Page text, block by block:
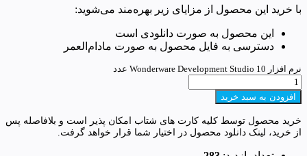
با خرید این محصول از مزایای زیر بهره‌مند می‌شوید:
این محصول به صورت دانلودی است
دسترسی به فایل محصول به صورت مادام‌العمر
نرم افزار Wonderware Development Studio 10 عدد
افزودن به سبد خرید
خرید محصول توسط کلیه کارت های شتاب امکان پذیر است و بلافاصله پس
از خرید، لینک دانلود محصول در اختیار شما قرار خواهد گرفت.